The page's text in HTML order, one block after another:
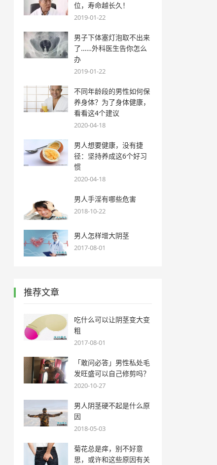
位，寿命越长久！
2019-01-22
男子下体塞灯泡取不出来
了……外科医生告你怎么
办
2019-01-22
不同年龄段的男性如何保
养身体？为了身体健康，
看看这4个建议
2020-04-18
男人想要健康，没有捷
径：坚持养成这6个好习
惯
2020-04-18
男人手淫有哪些危害
2018-10-22
男人怎样增大阴茎
2017-08-01
推荐文章
吃什么可以让阴茎变大变
粗
2017-08-01
「敢问必答」男性私处毛
发旺盛可以自己修剪吗？
2020-10-27
男人阴茎硬不起是什么原
因
2018-05-03
菊花总是痒，别不好意
思，或许和这些原因有关